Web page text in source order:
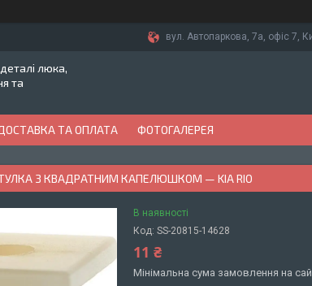
вул. Автопаркова, 7а, офіс 7,
люка,
та
ТА ОПЛАТА ФОТОГАЛЕРЕЯ
З КВАДРАТНИМ КАПЕЛЮШКОМ — KIA RIO
В наявності
Код: SS-20815-14628
11 ₴
Мінімальна сума замовлення на